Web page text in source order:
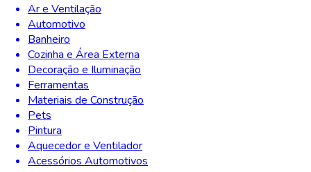
Ar e Ventilação
Automotivo
Banheiro
Cozinha e Área Externa
Decoração e Iluminação
Ferramentas
Materiais de Construção
Pets
Pintura
Aquecedor e Ventilador
Acessórios Automotivos